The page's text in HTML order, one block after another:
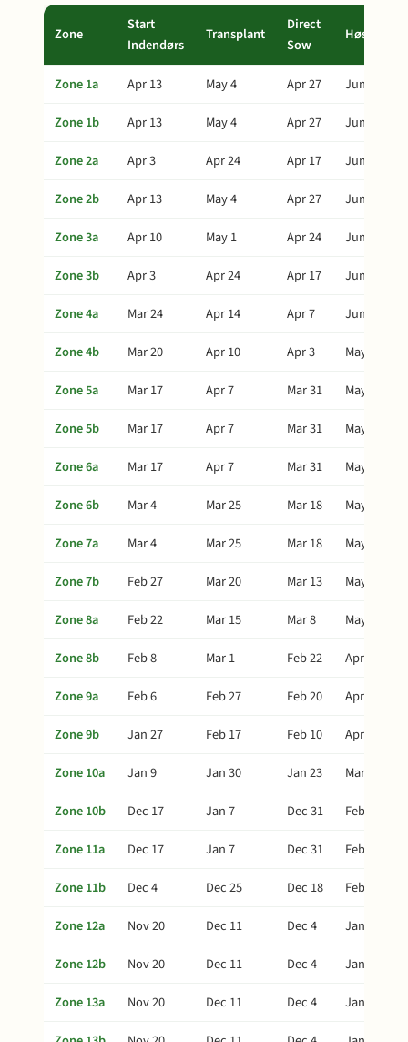
Zone
Start
Indendørs
Transplant
Direct
Sow
Høst
Zone 1a Apr 13 May 4 Apr 27
Jun 23
Zone 1b
Apr 13 May 4 Apr 27
Jun 23
Zone 2a
Apr 3 Apr 24 Apr 17
Jun 13
Zone 2b
Apr 13 May 4 Apr 27
Jun 23
Zone 3a
Apr 10 May 1 Apr 24
Jun 20
Zone 3b
Apr 3 Apr 24 Apr 17
Jun 13
Zone 4a
Mar 24 Apr 14 Apr 7
Jun 3
Zone 4b
Mar 20 Apr 10 Apr 3
May 30
Zone 5a
Mar 17 Apr 7 Mar 31
May 27
Zone 5b
Mar 17 Apr 7 Mar 31
May 27
Zone 6a
Mar 17 Apr 7 Mar 31
May 27
Zone 6b
Mar 4 Mar 25 Mar 18
May 14
Zone 7a
Mar 4 Mar 25 Mar 18
May 14
Zone 7b
Feb 27 Mar 20 Mar 13
May 9
Zone 8a
Feb 22 Mar 15 Mar 8
May 4
Zone 8b
Feb 8 Mar 1 Feb 22
Apr 20
Zone 9a
Feb 6 Feb 27 Feb 20
Apr 18
Zone 9b
Jan 27 Feb 17 Feb 10
Apr 8
Zone 10a
Jan 9 Jan 30 Jan 23
Mar 21
Zone 10b
Dec 17 Jan 7 Dec 31
Feb 26
Zone 11a
Dec 17 Jan 7 Dec 31
Feb 26
Zone 11b
Dec 4 Dec 25 Dec 18
Feb 13
Zone 12a
Nov 20 Dec 11 Dec 4
Jan 30
Zone 12b
Nov 20 Dec 11 Dec 4
Jan 30
Zone 13a
Nov 20 Dec 11 Dec 4
Jan 30